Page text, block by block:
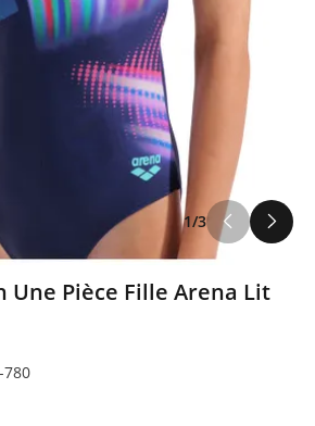
1/3
Une Pièce Fille Arena Lit
780